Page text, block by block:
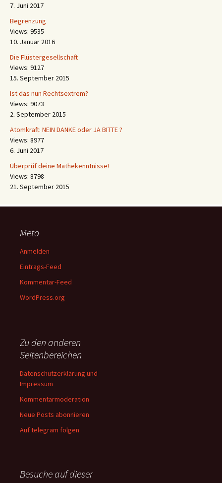
7. Juni 2017
Begrenzung
Views: 9535
10. Januar 2016
Die Flüstergesellschaft
Views: 9127
15. September 2015
Ist das nun Rechtsextrem?
Views: 9073
2. September 2015
Atomkraft: NEIN DANKE oder JA BITTE ?
Views: 8977
6. Juni 2017
Überprüf deine Mathekenntnisse!
Views: 8798
21. September 2015
Meta
Anmelden
Eintrags-Feed
Kommentar-Feed
WordPress.org
Zu den anderen
Seitenbereichen
Datenschutzerklärung und
Impressum
Kommentarmoderation
Neue Posts abonnieren
Auf telegram folgen
Besuche auf dieser